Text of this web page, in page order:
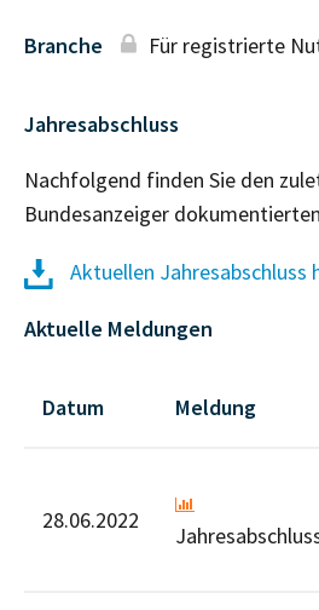
Branche Für registrierte
Jahresabschluss
Nachfolgend finden Sie den
Bundesanzeiger
Aktuellen Jahresabschluss
Aktuelle Meldungen
Datum Meldung
28.06.2022